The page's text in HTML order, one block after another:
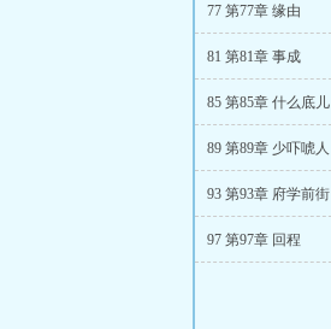
77 第77章 缘由
81 第81章 事成
85 第85章 什么底儿
89 第89章 少吓唬人
93 第93章 府学前街
97 第97章 回程